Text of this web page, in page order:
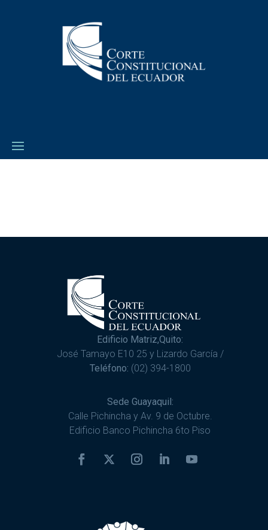
Edificio Matriz,Quito:
José Tamayo E10 25 y Lizardo García /
Teléfono: (02) 394-1800
Sede Guayaquil:
Calle Pichincha y Av. 9 de Octubre.
Edificio Banco Pichincha 6to Piso